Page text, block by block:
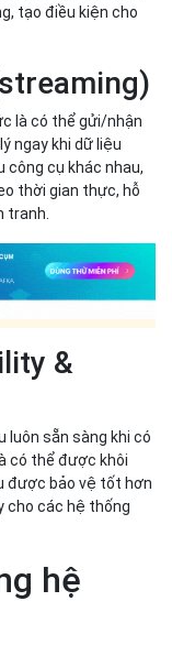
tạo điều kiện cho
là có thể gửi/nhận
ngay khi dữ liệu
công cụ khác nhau,
thời gian thực, hỗ
tranh.
&
luôn sẵn sàng khi có
có thể được khôi
được bảo vệ tốt hơn
cho các hệ thống
hệ